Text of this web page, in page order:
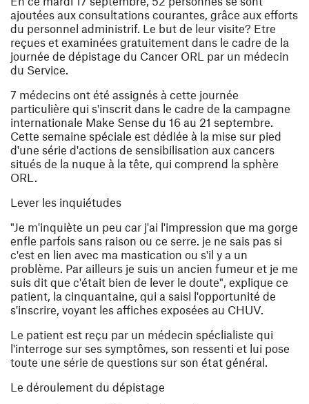
ajoutées aux consultations courantes, grâce aux efforts
du personnel administrif. Le but de leur visite? Etre
reçues et examinées gratuitement dans le cadre de la
journée de dépistage du Cancer ORL par un médecin
du Service.
7 médecins ont été assignés à cette journée
particulière qui s'inscrit dans le cadre de la campagne
internationale Make Sense du 16 au 21 septembre.
Cette semaine spéciale est dédiée à la mise sur pied
d'une série d'actions de sensibilisation aux cancers
situés de la nuque à la tête, qui comprend la sphère
ORL.
Lever les inquiétudes
"Je m'inquiète un peu car j'ai l'impression que ma gorge
enfle parfois sans raison ou ce serre. je ne sais pas si
c'est en lien avec ma mastication ou s'il y a un
problème. Par ailleurs je suis un ancien fumeur et je me
suis dit que c'était bien de lever le doute", explique ce
patient, la cinquantaine, qui a saisi l'opportunité de
s'inscrire, voyant les affiches exposées au CHUV.
Le patient est reçu par un médecin spéclialiste qui
l'interroge sur ses symptômes, son ressenti et lui pose
toute une série de questions sur son état général.
Le déroulement du dépistage